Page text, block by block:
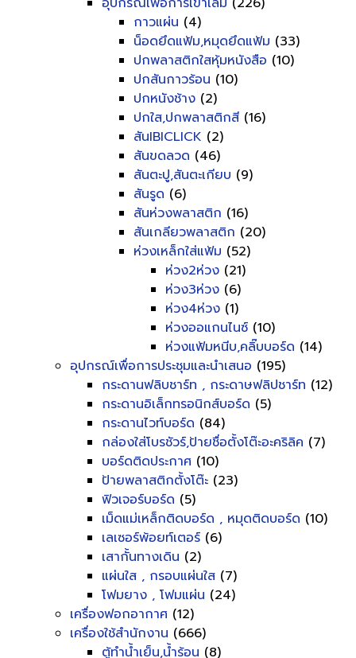
กาวแผ่น (4)
น็อดยึดแฟ้ม,หมุดยึดแฟ้ม (33)
ปกพลาสติกใสหุ้มหนังสือ (10)
ปกสันกาวร้อน (10)
ปกหนังช้าง (2)
ปกใส,ปกพลาสติกสี (16)
สันIBICLICK (2)
สันขดลวด (46)
สันตะปู,สันตะเกียบ (9)
สันรูด (6)
สันห่วงพลาสติก (16)
สันเกลียวพลาสติก (20)
ห่วงเหล็กใส่แฟ้ม (52)
ห่วง2ห่วง (21)
ห่วง3ห่วง (6)
ห่วง4ห่วง (1)
ห่วงออแกนไนซ์ (10)
ห่วงแฟ้มหนีบ,คลิ๊บบอร์ด (14)
อุปกรณ์เพื่อการประชุมและนำเสนอ (195)
กระดานฟลิบชาร์ท , กระดาษฟลิปชาร์ท (12)
กระดานอิเล็กทรอนิกส์บอร์ด (5)
กระดานไวท์บอร์ด (84)
กล่องใส่โบรชัวร์,ป้ายชื่อตั้งโต๊ะอะคริลิค (7)
บอร์ดติดประกาศ (10)
ป้ายพลาสติกตั้งโต๊ะ (23)
ฟิวเจอร์บอร์ด (5)
เม็ดแม่เหล็กติดบอร์ด , หมุดติดบอร์ด (10)
เลเซอร์พ้อยท์เตอร์ (6)
เสากั้นทางเดิน (2)
แผ่นใส , กรอบแผ่นใส (7)
โฟมยาง , โฟมแผ่น (24)
เครื่องฟอกอากาศ (12)
เครื่องใช้สำนักงาน (666)
ตู้ทำน้ำเย็น,น้ำร้อน (8)